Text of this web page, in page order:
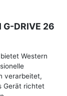
DRIVE 26
Western
verarbeitet,
Gerät richtet